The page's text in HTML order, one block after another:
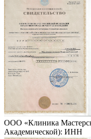
ООО «Клиника
Академической): ИНН